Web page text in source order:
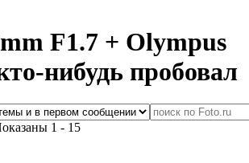
F1.7 + Olympus
нибудь пробовал
1 - 15